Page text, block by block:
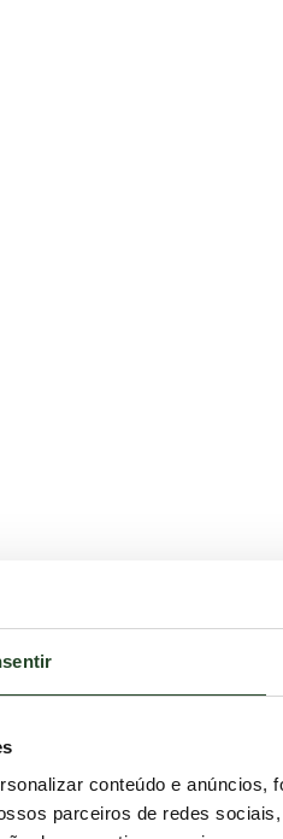
conteúdo e anúncios,
parceiros de redes